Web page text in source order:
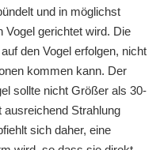
und in möglichst
Vogel gerichtet wird. Die
den Vogel erfolgen, nicht
kommen kann. Der
sollte nicht Größer als 30-
Strahlung
sich daher, eine